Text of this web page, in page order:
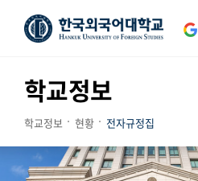
학교정보
학교정보 현황 전자규정집